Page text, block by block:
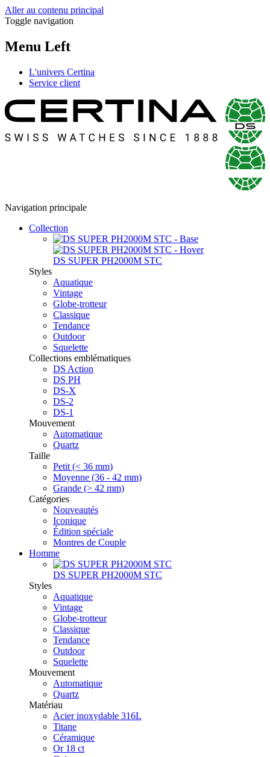
Aller au contenu principal
Toggle navigation
Menu Left
L'univers Certina
Service client
Navigation principale
Collection
DS SUPER PH2000M STC
Styles
Aquatique
Vintage
Globe-trotteur
Classique
Tendance
Outdoor
Squelette
Collections emblématiques
DS Action
DS PH
DS-X
DS-2
DS-1
Mouvement
Automatique
Quartz
Taille
Petit (< 36 mm)
Moyenne (36 - 42 mm)
Grande (> 42 mm)
Catégories
Nouveautés
Iconique
Édition spéciale
Montres de Couple
Homme
DS SUPER PH2000M STC
Styles
Aquatique
Vintage
Globe-trotteur
Classique
Tendance
Outdoor
Squelette
Mouvement
Automatique
Quartz
Matériau
Acier inoxydable 316L
Titane
Céramique
Or 18 ct